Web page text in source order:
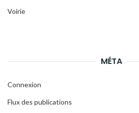
Voirie
MÉTA
Connexion
Flux des publications